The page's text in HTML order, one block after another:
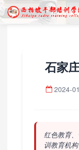
石家
2024-
红色教育
训教育机